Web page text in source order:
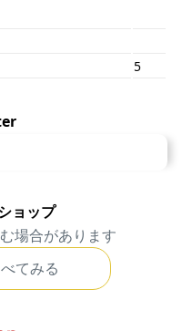
5
ョップ
場合があります
てみる